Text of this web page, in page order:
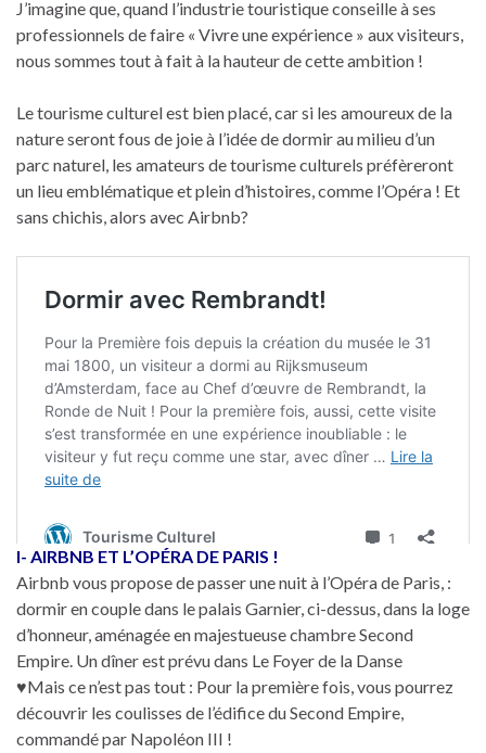
J’imagine que, quand l’industrie touristique conseille à ses
professionnels de faire « Vivre une expérience » aux visiteurs,
nous sommes tout à fait à la hauteur de cette ambition !
Le tourisme culturel est bien placé, car si les amoureux de la
nature seront fous de joie à l’idée de dormir au milieu d’un
parc naturel, les amateurs de tourisme culturels préfèreront
un lieu emblématique et plein d’histoires, comme l’Opéra ! Et
sans chichis, alors avec Airbnb?
I- AIRBNB ET L’OPÉRA DE PARIS !
Airbnb vous propose de passer une nuit à l’Opéra de Paris, :
dormir en couple dans le palais Garnier, ci-dessus, dans la loge
d’honneur, aménagée en majestueuse chambre Second
Empire. Un dîner est prévu dans Le Foyer de la Danse
♥Mais ce n’est pas tout : Pour la première fois, vous pourrez
découvrir les coulisses de l’édifice du Second Empire,
commandé par Napoléon III !